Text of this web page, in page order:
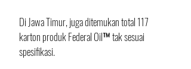
Di Jawa Timur, juga ditemukan total 117
karton produk Federal Oil™ tak sesuai
spesifikasi.